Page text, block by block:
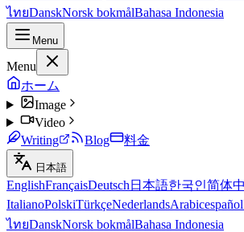
ไทยDanskNorsk bokmålBahasa Indonesia
Menu
Menu
ホーム
Image
Video
Writing
Blog 料金
日本語
EnglishFrançaisDeutsch 日本語한국인简体
ItalianoPolskiTürkçeNederlandsArabicespañol
ไทยDanskNorsk bokmålBahasa Indonesia